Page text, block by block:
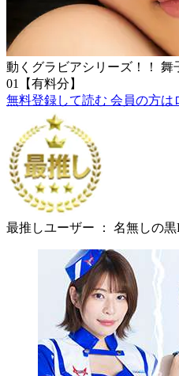
動くグラビアシリーズ！！
01【有料分】
無料登録して読む 会員の方は
最推しユーザー ： 名無しの